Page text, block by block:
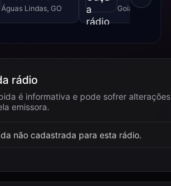
FM
Águas Lindas, GO Goiânia, GO
rádio
é informativa e pode sofrer alterações
emissora.
não cadastrada para esta rádio.